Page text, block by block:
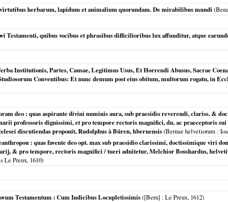
herbarum, lapidum et animalium quorundam. De mirabilibus mundi (
Testamenti, quibus vocibus et phrasibus difficilioribus lux affunditur, atque
Institutionis, Partes, Causae, Legitimus Usus, Et Horrendi Abusus, Sacrae
Conventibus: Et nunc demum post eius obitum, multorum rogatu, in
deo : quas aspirante divini numinis aura, sub praesidio reverendi, clariss. &
professoris dignissimi, et pro tempore rectoris magnifici, dn. ac praeceptoris
discutiendas proponit, Rudolphus à Büren, hbernensis(Bernae helvetiorum :
: quas favente deo opt. max sub praesidio clarissimi, doctissimique viri
& pro tempore, rectoris magnifici / tueri adnitetur, Melchior Bosshardus,
Le Preux, 1610)
Testamentum : Cum Indicibus Locupletissimis([Bern] : Le Preux, 1612)